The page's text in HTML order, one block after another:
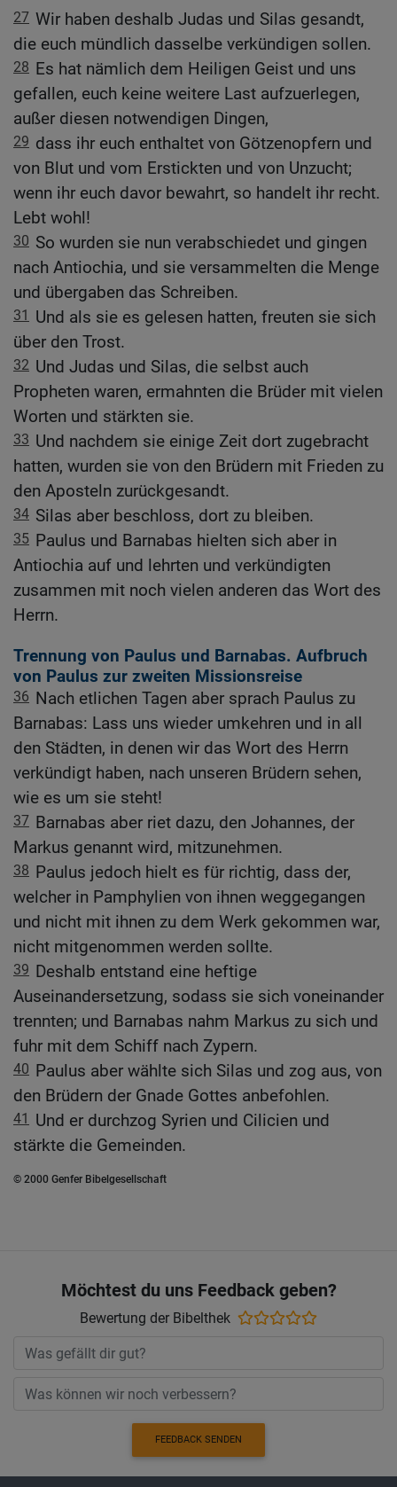
27 Wir haben deshalb Judas und Silas gesandt,
die euch mündlich dasselbe verkündigen sollen.
28 Es hat nämlich dem Heiligen Geist und uns
gefallen, euch keine weitere Last aufzuerlegen,
außer diesen notwendigen Dingen,
29 dass ihr euch enthaltet von Götzenopfern und
von Blut und vom Erstickten und von Unzucht;
wenn ihr euch davor bewahrt, so handelt ihr recht.
Lebt wohl!
30 So wurden sie nun verabschiedet und gingen
nach Antiochia, und sie versammelten die Menge
und übergaben das Schreiben.
31
Und als sie es gelesen hatten, freuten sie sich
über den Trost.
32 Und Judas und Silas, die selbst auch
Propheten waren, ermahnten die Brüder mit vielen
Worten und stärkten sie.
33 Und nachdem sie einige Zeit dort zugebracht
hatten, wurden sie von den Brüdern mit Frieden zu
den Aposteln zurückgesandt.
34 Silas aber beschloss, dort zu bleiben.
35 Paulus und Barnabas hielten sich aber in
Antiochia auf und lehrten und verkündigten
zusammen mit noch vielen anderen das Wort des
Herrn.
Trennung von Paulus und Barnabas. Aufbruch
von Paulus zur zweiten Missionsreise
36 Nach etlichen Tagen aber sprach Paulus zu
Barnabas: Lass uns wieder umkehren und in all
den Städten, in denen wir das Wort des Herrn
verkündigt haben, nach unseren Brüdern sehen,
wie es um sie steht!
37 Barnabas aber riet dazu, den Johannes, der
Markus genannt wird, mitzunehmen.
38 Paulus jedoch hielt es für richtig, dass der,
welcher in Pamphylien von ihnen weggegangen
und nicht mit ihnen zu dem Werk gekommen war,
nicht mitgenommen werden sollte.
39 Deshalb entstand eine heftige
Auseinandersetzung, sodass sie sich voneinander
trennten; und Barnabas nahm Markus zu sich und
fuhr mit dem Schiff nach Zypern.
40 Paulus aber wählte sich Silas und zog aus, von
den Brüdern der Gnade Gottes anbefohlen.
41 Und er durchzog Syrien und Cilicien und
stärkte die Gemeinden.
© 2000 Genfer Bibelgesellschaft
Möchtest du uns Feedback geben?
Bewertung der Bibelthek
FEEDBACK SENDEN